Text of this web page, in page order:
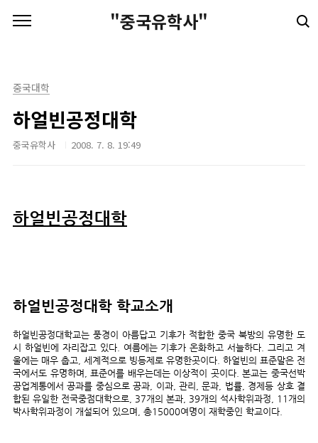
"중국유학사"
중국대학
하얼빈공정대학
중국유학사 2008. 7. 8. 19:49
하얼빈공정대학
하얼빈공정대학 학교소개
하얼빈공정대학교는 풍경이 아름답고 기후가 적합한 중국 북방의 유명한 도
시 하얼빈에 자리잡고 있다. 여름에는 기후가 온화하고 서늘하다. 그리고 겨
울에는 매우 춥고, 세계적으로 빙등제로 유명한곳이다. 하얼빈의 표준말은 전
국에서도 유명하며, 표준어를 배우는데는 이상적이 곳이다. 본교는 중국선박
공업계통에서 공과를 중심으로 공과, 이과, 관리, 문과, 법률, 경제등 상호 결
합된 유일한 전국중점대학으로, 37개의 본과, 39개의 석사학위과정, 11개의
박사학위과정이 개설되어 있으며, 총15000여명이 재학중인 학교이다.